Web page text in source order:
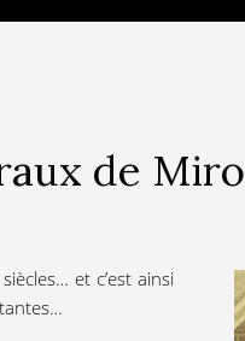
de Miro
et c’est ainsi